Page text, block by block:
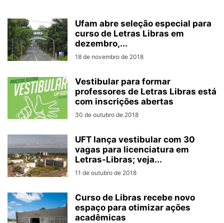
Ufam abre seleção especial para
curso de Letras Libras em
dezembro,...
18 de novembro de 2018
​Vestibular para formar
professores de Letras Libras está
com inscrições abertas
30 de outubro de 2018
UFT lança vestibular com 30
vagas para licenciatura em
Letras-Libras; veja...
11 de outubro de 2018
Curso de Libras recebe novo
espaço para otimizar ações
acadêmicas